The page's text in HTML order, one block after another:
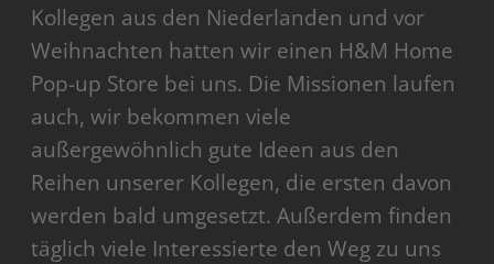
Kollegen aus den Niederlanden und vor
Weihnachten hatten wir einen H&M Home
Pop-up Store bei uns. Die Missionen laufen
auch, wir bekommen viele
außergewöhnlich gute Ideen aus den
Reihen unserer Kollegen, die ersten davon
werden bald umgesetzt. Außerdem finden
täglich viele Interessierte den Weg zu uns